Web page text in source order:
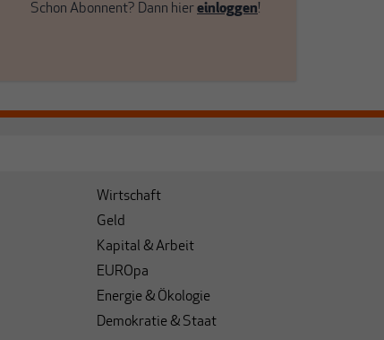
Schon Abonnent? Dann hiereinloggen!
Wirtschaft
Geld
Kapital & Arbeit
EUROpa
Energie & Ökologie
Demokratie & Staat